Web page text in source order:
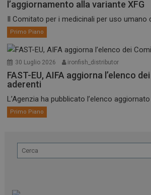
l’aggiornamento alla variante XFG
Il Comitato per i medicinali per uso umano
Primo Piano
30 Luglio 2026 ironfish_distributor
FAST-EU, AIFA aggiorna l’elenco
aderenti
L’Agenzia ha pubblicato l’elenco
Primo Piano